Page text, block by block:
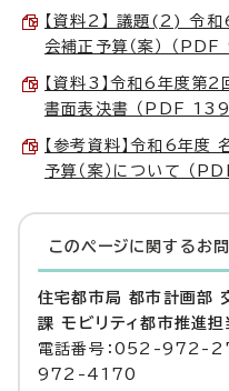
【資料2】 議題(2) 令
会補正予算（案） （
【資料3】令和6年度第
書面表決書 （PDF
【参考資料】令和6年度
予算（案）について （
このページに関する お
住宅都市局 都市計画部
課 モビリティ都市推進担
電話番号：052-972-
972-4170